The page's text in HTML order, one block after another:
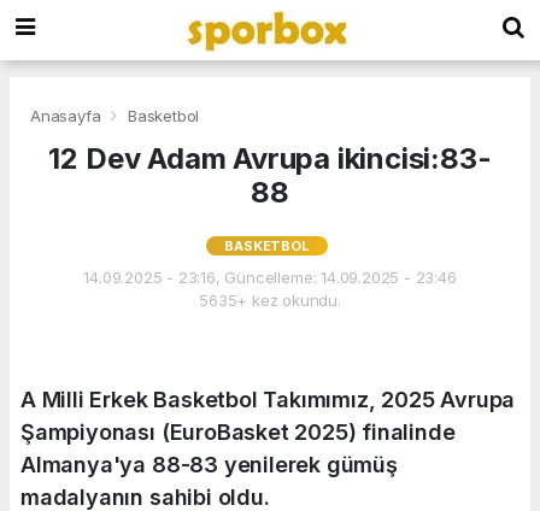
Anasayfa Basketbol
12 Dev Adam Avrupa ikincisi:83-
88
BASKETBOL
14.09.2025 - 23:16, Güncelleme: 14.09.2025 - 23:46
5635+ kez okundu.
A Milli Erkek Basketbol Takımımız, 2025 Avrupa
Şampiyonası (EuroBasket 2025) finalinde
Almanya'ya 88-83 yenilerek gümüş
madalyanın sahibi oldu.